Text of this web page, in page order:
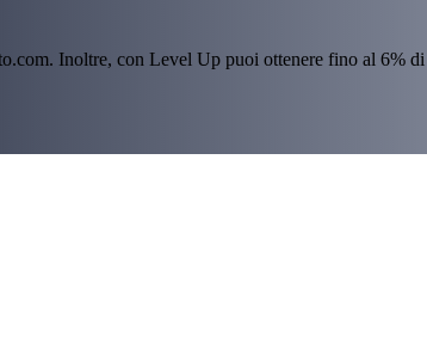
Inoltre, con Level Up puoi ottenere fino al 6%